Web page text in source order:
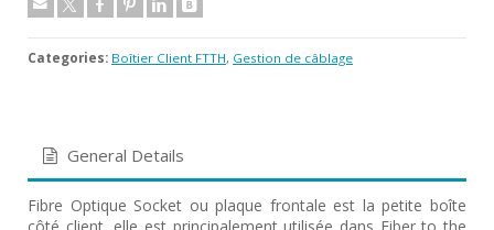
Categories: Boîtier Client FTTH, Gestion de câblage
General Details
Fibre Optique Socket ou plaque frontale est la petite boîte